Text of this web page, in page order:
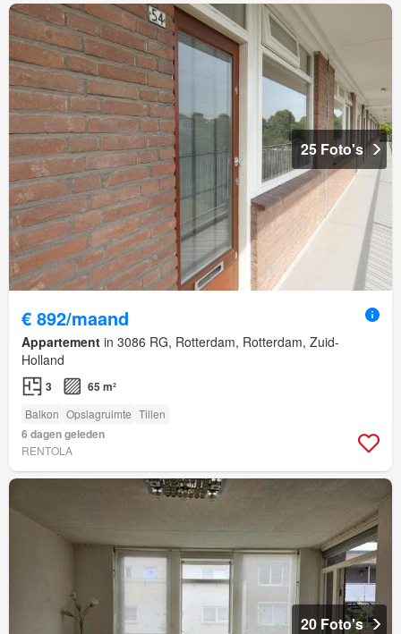
25 Foto's
€ 892/maand
Appartement in 3086 RG, Rotterdam, Rotterdam, Zuid-
Holland
3 65 m²
Balkon Opslagruimte Tillen
6 dagen geleden
RENTOLA
20 Foto's